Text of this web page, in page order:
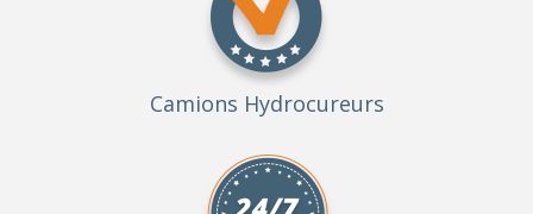
Camions Hydrocureurs